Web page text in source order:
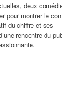
deux
pour montrer le
du chiffre et ses
rencontre du